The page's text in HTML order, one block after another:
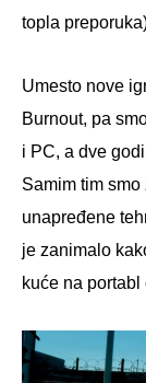
topla
Umesto nove
Burnout, pa
i PC, a dve
Samim tim
unapređene
je zanimalo
kuće na